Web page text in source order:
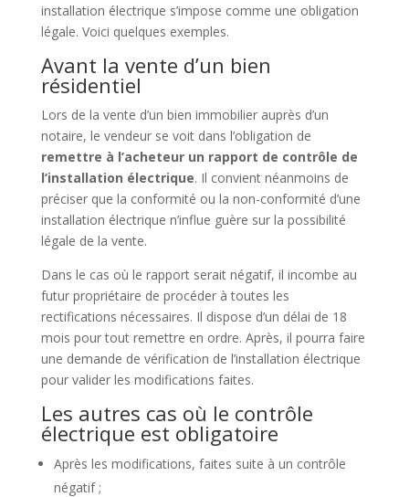
installation électrique s’impose comme une obligation
légale. Voici quelques exemples.
Avant la vente d’un bien
résidentiel
Lors de la vente d’un bien immobilier auprès d’un
notaire, le vendeur se voit dans l’obligation de
remettre à l’acheteur un rapport de contrôle de
l’installation électrique. Il convient néanmoins de
préciser que la conformité ou la non-conformité d’une
installation électrique n’influe guère sur la possibilité
légale de la vente.
Dans le cas où le rapport serait négatif, il incombe au
futur propriétaire de procéder à toutes les
rectifications nécessaires. Il dispose d’un délai de 18
mois pour tout remettre en ordre. Après, il pourra faire
une demande de vérification de l’installation électrique
pour valider les modifications faites.
Les autres cas où le contrôle
électrique est obligatoire
Après les modifications, faites suite à un contrôle
négatif ;